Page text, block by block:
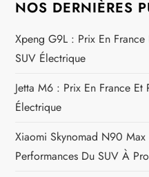
c
l
e
NOS DERNIÈRES
Xpeng G9L : Prix En
SUV Électrique
Jetta M6 : Prix En France
Électrique
Xiaomi Skynomad N90
Performances Du SUV À